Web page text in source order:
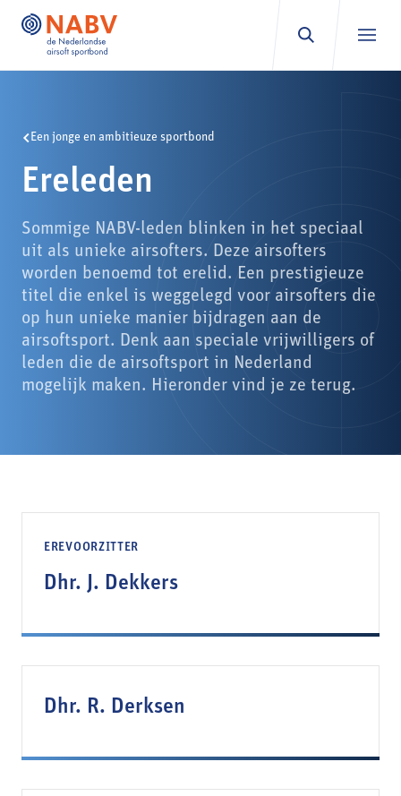
Een jonge en ambitieuze sportbond
Ereleden
Sommige NABV-leden blinken in het speciaal
uit als unieke airsofters. Deze airsofters
worden benoemd tot erelid. Een prestigieuze
titel die enkel is weggelegd voor airsofters die
op hun unieke manier bijdragen aan de
airsoftsport. Denk aan speciale vrijwilligers of
leden die de airsoftsport in Nederland
mogelijk maken. Hieronder vind je ze terug.
EREVOORZITTER
Dhr. J. Dekkers
Dhr. R. Derksen